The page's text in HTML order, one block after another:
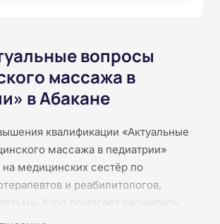
вопросы
массажа в
в Абакане
квалификации «Актуальные
массажа в педиатрии»
на медицинских сестёр по
и реабилитологов,
Курс помогает расширить
особенностях детского